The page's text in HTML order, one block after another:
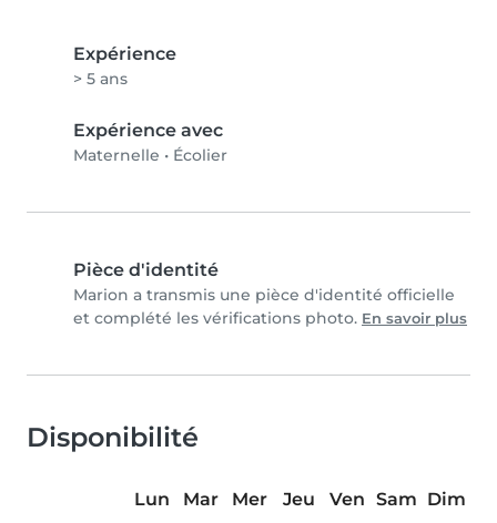
Expérience
> 5 ans
Expérience avec
Maternelle • Écolier
Pièce d'identité
Marion a transmis une pièce d'identité officielle
et complété les vérifications photo. En savoir plus
Disponibilité
Lun Mar Mer Jeu Ven Sam Dim